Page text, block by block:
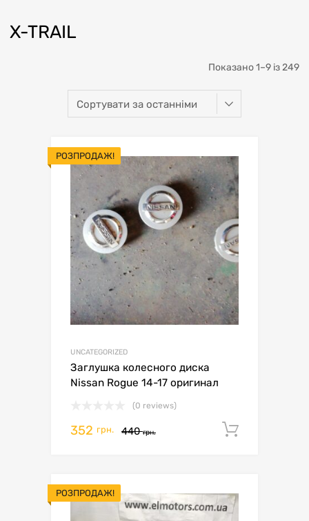
X-TRAIL
Показано 1–9 із 249
РОЗПРОДАЖ!
UNCATEGORIZED
Заглушка колесного диска
Nissan Rogue 14-17 оригинал
(0 reviews)
440грн.
352 грн.
РОЗПРОДАЖ!